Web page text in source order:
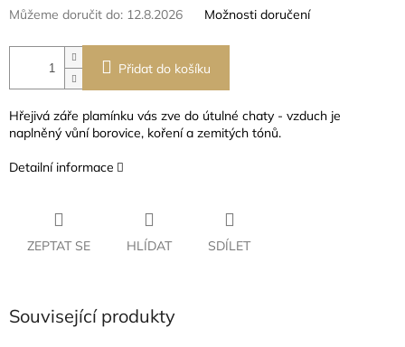
Můžeme doručit do: 12.8.2026 Možnosti doručení
Přidat do košíku
Hřejivá záře plamínku vás zve do útulné chaty - vzduch je
naplněný vůní borovice, koření a zemitých tónů.
Detailní informace
ZEPTAT SE HLÍDAT SDÍLET
Související produkty